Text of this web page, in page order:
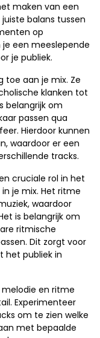
maken van een
balans tussen
op
een meeslepende
je publiek.
toe aan je mix. Ze
klanken tot
belangrijk om
passen qua
Hierdoor kunnen
waardoor er een
tracks.
cruciale rol in het
je mix. Het ritme
waardoor
is belangrijk om
ritmische
Dit zorgt voor
het publiek in
en ritme
Experimenteer
om te zien welke
met bepaalde